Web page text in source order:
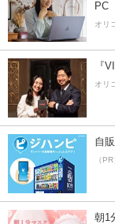
PC
オリ
『
オリ
自
（
朝1